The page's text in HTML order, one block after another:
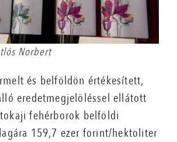
Norbert
és belföldön értékesített,
eredetmegjelöléssel ellátott
fehérborok belföldi
159,7 ezer forint/hektoliter